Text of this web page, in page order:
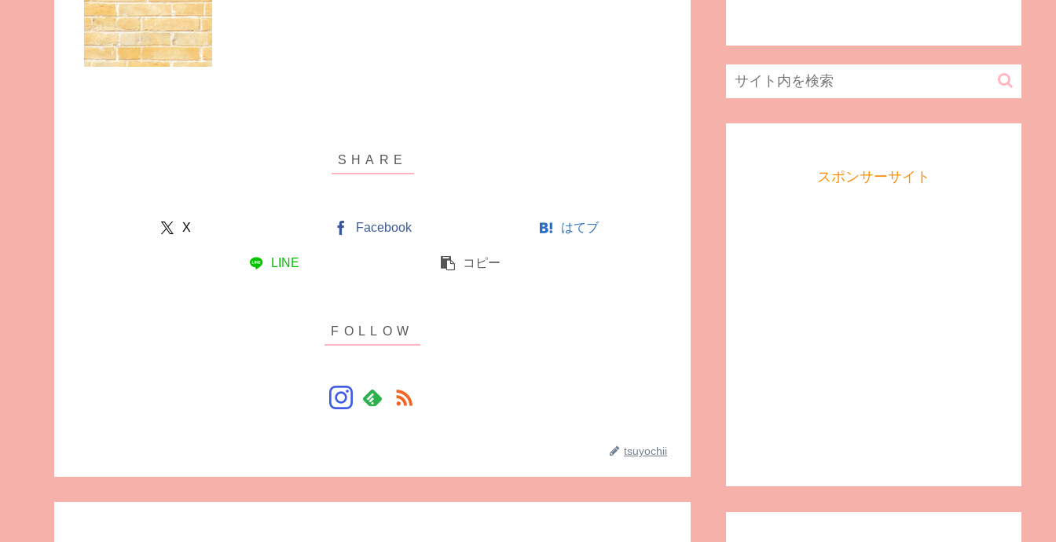
X Facebook はてブ
LINE コピー
tsuyochii
スポンサーサイト